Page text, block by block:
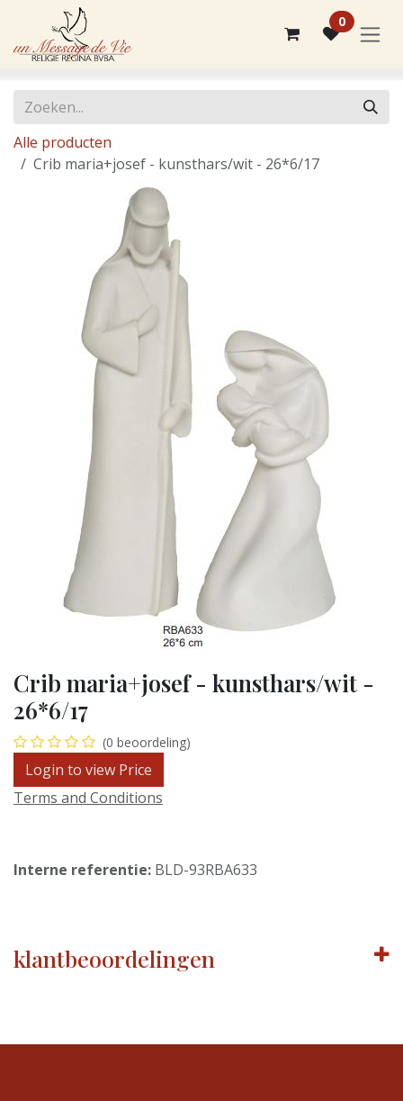
Overslaan naar inhoud
0
Alle producten
Crib maria+josef - kunsthars/wit - 26*6/17
Crib maria+josef - kunsthars/wit -
26*6/17
(0 beoordeling)
Login to view Price
Terms and Conditions
Interne referentie: BLD-93RBA633
klantbeoordelingen